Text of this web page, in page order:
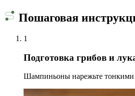
Пошаговая
1
Подготовка грибов и
Шампиньоны нарежьте